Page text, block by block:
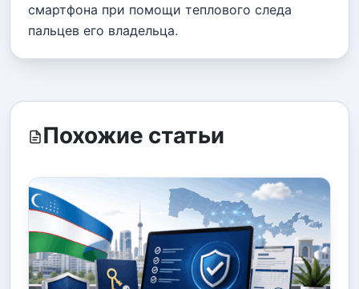
смартфона при помощи теплового следа
пальцев его владельца.
Похожие статьи